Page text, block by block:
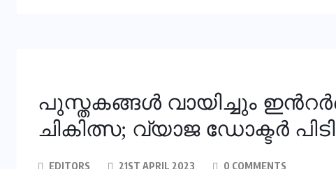
പുസ്തകങ്ങള്‍ വായിച്ചും
ചികിത്സ; വ്യാജ ഡോക്ടര്‍
EDITORS 21ST APRIL 2023 0 COMMENTS